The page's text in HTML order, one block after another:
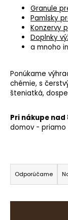
Granule
Pamlsky
Konzervy
Doplnky
a mnoho
Ponúkame
chémie, s
šteniatká,
Pri nákupe nad
domov - priamo
R
a
d
e
Odporúčame
j
e
t
e
n
s
ť
?